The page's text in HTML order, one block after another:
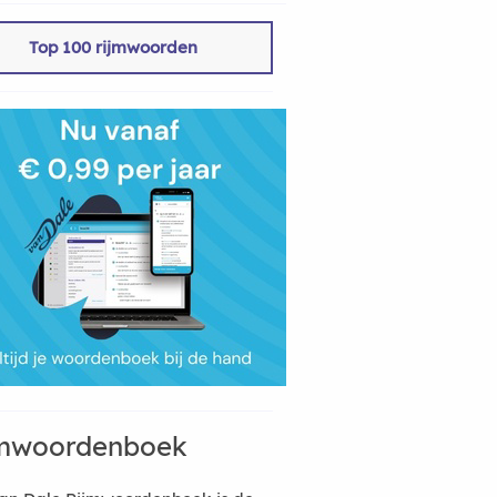
Top 100 rijmwoorden